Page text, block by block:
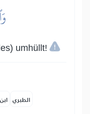
umhüllt!
الطبري